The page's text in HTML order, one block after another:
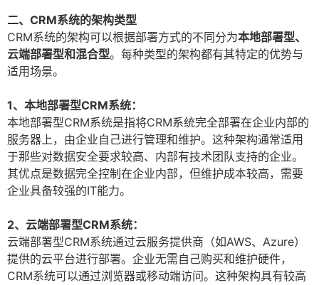
二、CRM系统的架构类型
CRM系统的架构可以根据部署方式的不同分为本地部署型、
云端部署型和混合型。每种类型的架构都有其特定的优势与
适用场景。
1、本地部署型CRM系统：
本地部署型CRM系统是指将CRM系统完全部署在企业内部的
服务器上，由企业自己进行管理和维护。这种架构通常适用
于那些对数据安全要求较高、内部有技术团队支持的企业。
其优点是数据完全控制在企业内部，但维护成本较高，需要
企业具备较强的IT能力。
2、云端部署型CRM系统：
云端部署型CRM系统通过云服务提供商（如AWS、Azure）
提供的云平台进行部署。企业无需自己购买和维护硬件，
CRM系统可以通过浏览器或移动端访问。这种架构具有较高